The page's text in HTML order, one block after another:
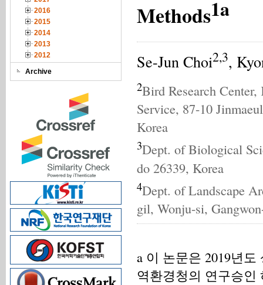
2016
2015
2014
2013
2012
Archive
Methods1a
Se-Jun Choi2,3,
2Bird Research
Service, 87-10
Korea
3Dept. of Biological
do 26339, Korea
4Dept. of Landscape
gil, Wonju-si,
a 이 논문은 2019년
역환경청의 연구승인